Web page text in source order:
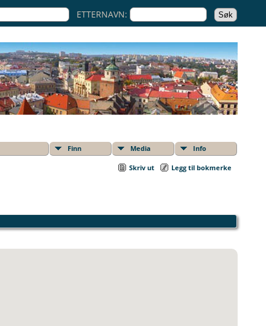
ETTERNAVN:
Finn Media Info
Skriv ut Legg til bokmerke